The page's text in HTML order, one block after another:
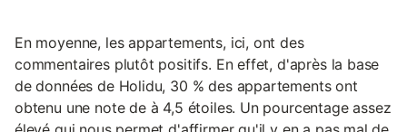
En moyenne, les appartements, ici, ont des
commentaires plutôt positifs. En effet, d'après la base
de données de Holidu, 30 % des appartements ont
obtenu une note de à 4,5 étoiles. Un pourcentage assez